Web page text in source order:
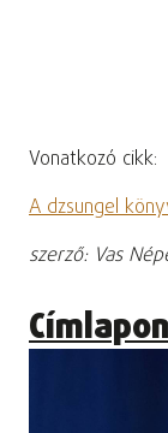
Vonatkozó cikk:
A dzsungel
szerző: Vas